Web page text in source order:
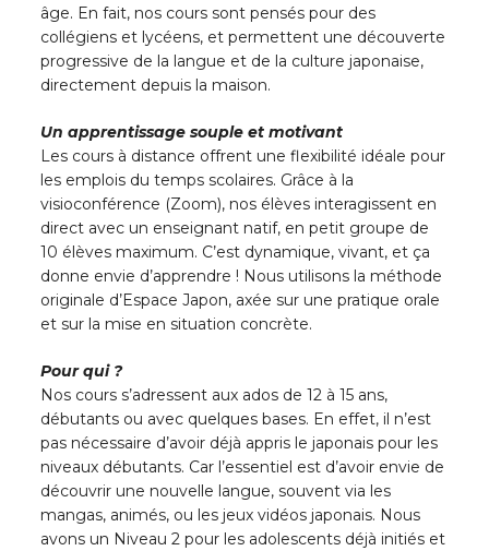
âge. En fait, nos cours sont pensés pour des
collégiens et lycéens, et permettent une découverte
progressive de la langue et de la culture japonaise,
directement depuis la maison.
Un apprentissage souple et motivant
Les cours à distance offrent une flexibilité idéale pour
les emplois du temps scolaires. Grâce à la
visioconférence (Zoom), nos élèves interagissent en
direct avec un enseignant natif, en petit groupe de
10 élèves maximum. C’est dynamique, vivant, et ça
donne envie d’apprendre ! Nous utilisons la méthode
originale d’Espace Japon, axée sur une pratique orale
et sur la mise en situation concrète.
Pour qui ?
Nos cours s’adressent aux ados de 12 à 15 ans,
débutants ou avec quelques bases. En effet, il n’est
pas nécessaire d’avoir déjà appris le japonais pour les
niveaux débutants. Car l’essentiel est d’avoir envie de
découvrir une nouvelle langue, souvent via les
mangas, animés, ou les jeux vidéos japonais. Nous
avons un Niveau 2 pour les adolescents déjà initiés et